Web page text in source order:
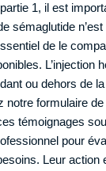
1, il est
sémaglutide
de le
L’injection
ou dehors de
notre formulaire
témoignages
pour
Leur action